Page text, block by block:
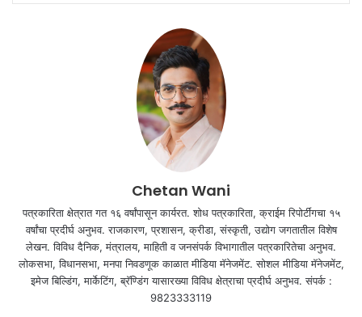
Chetan Wani
पत्रकारिता क्षेत्रात गत १६ वर्षांपासून कार्यरत. शोध पत्रकारिता, क्राईम रिपोर्टींगचा १५
वर्षांचा प्रदीर्घ अनुभव. राजकारण, प्रशासन, क्रीडा, संस्कृती, उद्योग जगतातील विशेष
लेखन. विविध दैनिक, मंत्रालय, माहिती व जनसंपर्क विभागातील पत्रकारितेचा अनुभव.
लोकसभा, विधानसभा, मनपा निवडणूक काळात मीडिया मॅनेजमेंट. सोशल मीडिया मॅनेजमेंट,
इमेज बिल्डिंग, मार्केटिंग, ब्रॅण्डिंग यासारख्या विविध क्षेत्राचा प्रदीर्घ अनुभव. संपर्क :
9823333119